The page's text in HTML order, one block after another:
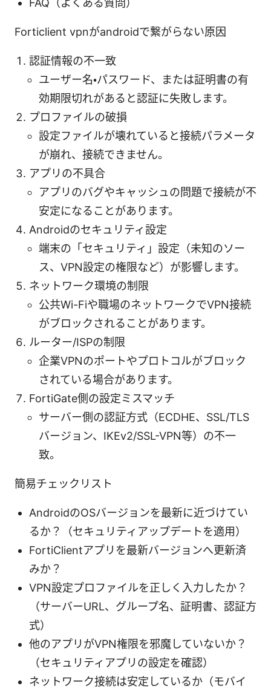
Forticlient vpnがandroidで繋がらない原因
認証情報の不一致
ユーザー名・パスワード、または証明書の有
効期限切れがあると認証に失敗します。
プロファイルの破損
設定ファイルが壊れていると接続パラメータ
が崩れ、接続できません。
アプリの不具合
アプリのバグやキャッシュの問題で接続が不
安定になることがあります。
Androidのセキュリティ設定
端末の「セキュリティ」設定（未知のソー
ス、VPN設定の権限など）が影響します。
ネットワーク環境の制限
公共Wi-Fiや職場のネットワークでVPN接続
がブロックされることがあります。
ルーター/ISPの制限
企業VPNのポートやプロトコルがブロック
されている場合があります。
FortiGate側の設定ミスマッチ
サーバー側の認証方式（ECDHE、SSL/TLS
バージョン、IKEv2/SSL-VPN等）の不一
致。
簡易チェックリスト
AndroidのOSバージョンを最新に近づけてい
るか？（セキュリティアップデートを適用）
FortiClientアプリを最新バージョンへ更新済
みか？
VPN設定プロファイルを正しく入力したか？
（サーバーURL、グループ名、証明書、認証方
式）
他のアプリがVPN権限を邪魔していないか？
（セキュリティアプリの設定を確認）
ネットワーク接続は安定しているか（モバイ